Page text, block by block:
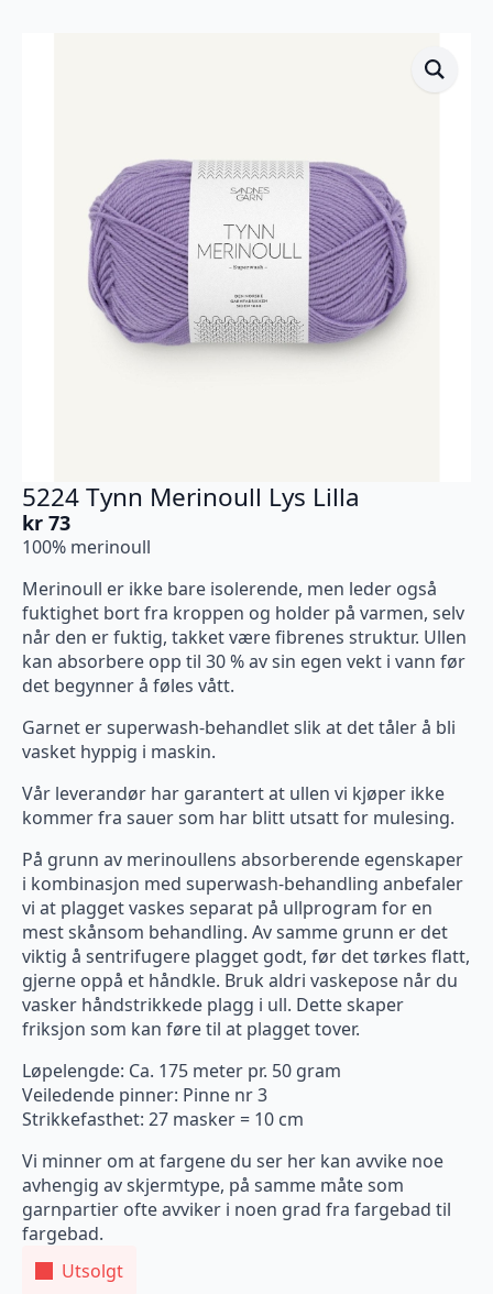
5224 Tynn Merinoull Lys Lilla
kr 73
100% merinoull
Merinoull er ikke bare isolerende, men leder også
fuktighet bort fra kroppen og holder på varmen, selv
når den er fuktig, takket være fibrenes struktur. Ullen
kan absorbere opp til 30 % av sin egen vekt i vann før
det begynner å føles vått.
Garnet er superwash-behandlet slik at det tåler å bli
vasket hyppig i maskin.
Vår leverandør har garantert at ullen vi kjøper ikke
kommer fra sauer som har blitt utsatt for mulesing.
På grunn av merinoullens absorberende egenskaper
i kombinasjon med superwash-behandling anbefaler
vi at plagget vaskes separat på ullprogram for en
mest skånsom behandling. Av samme grunn er det
viktig å sentrifugere plagget godt, før det tørkes flatt,
gjerne oppå et håndkle. Bruk aldri vaskepose når du
vasker håndstrikkede plagg i ull. Dette skaper
friksjon som kan føre til at plagget tover.
Løpelengde: Ca. 175 meter pr. 50 gram
Veiledende pinner: Pinne nr 3
Strikkefasthet: 27 masker = 10 cm
Vi minner om at fargene du ser her kan avvike noe
avhengig av skjermtype, på samme måte som
garnpartier ofte avviker i noen grad fra fargebad til
fargebad.
Utsolgt